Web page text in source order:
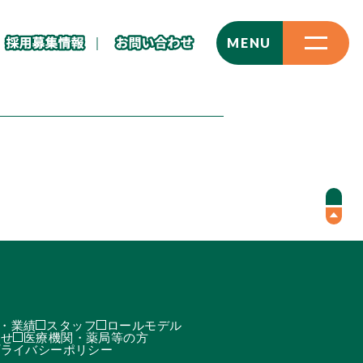
MENU
CLOSE
業績 スタッフ
ロールモデル
医療機関・薬局等の方
イバシーポリシー